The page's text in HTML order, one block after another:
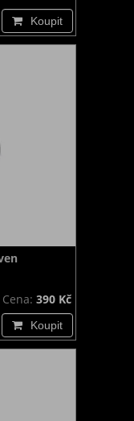
Koupit
Cena: 390 Kč
Koupit